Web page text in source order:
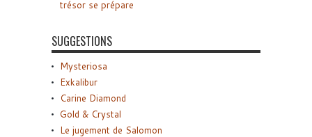
trésor se prépare
SUGGESTIONS
Mysteriosa
Exkalibur
Carine Diamond
Gold & Crystal
Le jugement de Salomon